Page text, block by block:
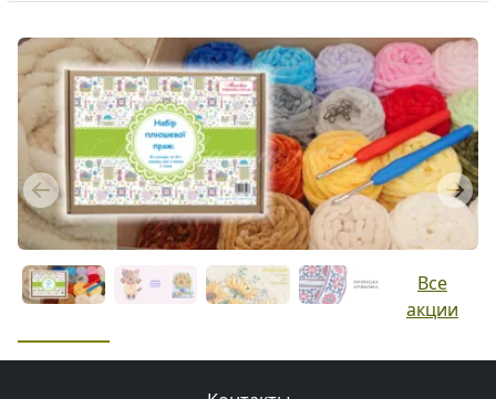
Previous Next
Все
акции